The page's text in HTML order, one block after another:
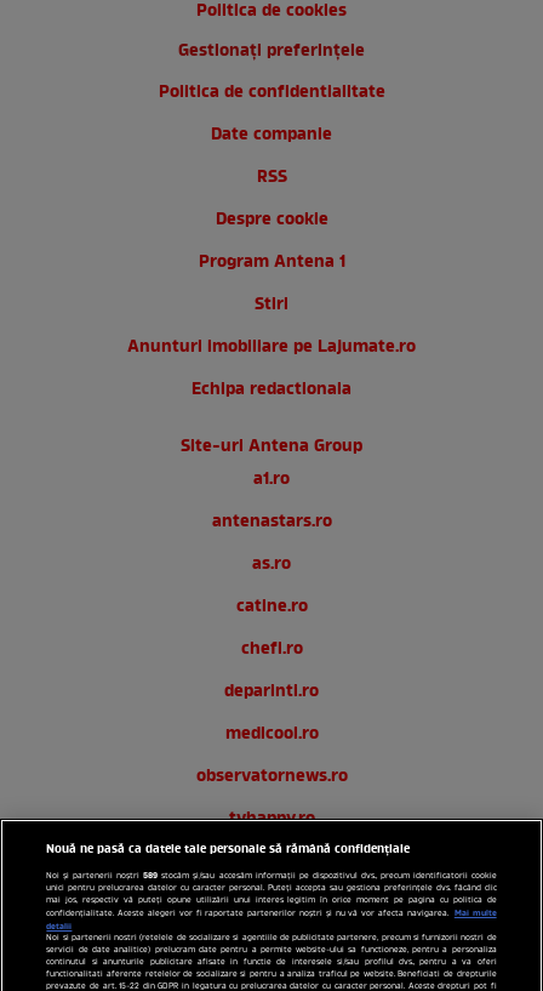
Politica de cookies
Gestionați preferințele
Politica de confidentialitate
Date companie
RSS
Despre cookie
Program Antena 1
Stiri
Anunturi imobiliare pe Lajumate.ro
Echipa redactionala
Site-uri Antena Group
a1.ro
antenastars.ro
as.ro
catine.ro
chefi.ro
deparinti.ro
medicool.ro
observatornews.ro
tvhappy.ro
useit.ro
zutv.ro
Trends AntenaPLAY
Nouă ne pasă ca datele tale personale să rămână confidențiale
Noi și partenerii noștri589 stocăm și/sau accesăm informații pe dispozitivul dvs., precum identificatorii cookie
unici pentru prelucrarea datelor cu caracter personal. Puteți accepta sau gestiona preferințele dvs. făcând clic
mai jos, respectiv vă puteți opune utilizării unui interes legitim în orice moment pe pagina cu politica de
confidențialitate. Aceste alegeri vor fi raportate partenerilor noștri și nu vă vor afecta navigarea. Mai multe
detalii
Noi si partenerii nostri (retelele de socializare si agentiile de publicitate partenere, precum si furnizorii nostri de
servicii de date analitice) prelucram date pentru a permite website-ului sa functioneze, pentru a personaliza
continutul si anunturile publicitare afisate in functie de interesele si/sau profilul dvs., pentru a va oferi
functionalitati aferente retelelor de socializare si pentru a analiza traficul pe website. Beneficiati de drepturile
prevazute de art. 15-22 din GDPR in legatura cu prelucrarea datelor cu caracter personal. Aceste drepturi pot fi